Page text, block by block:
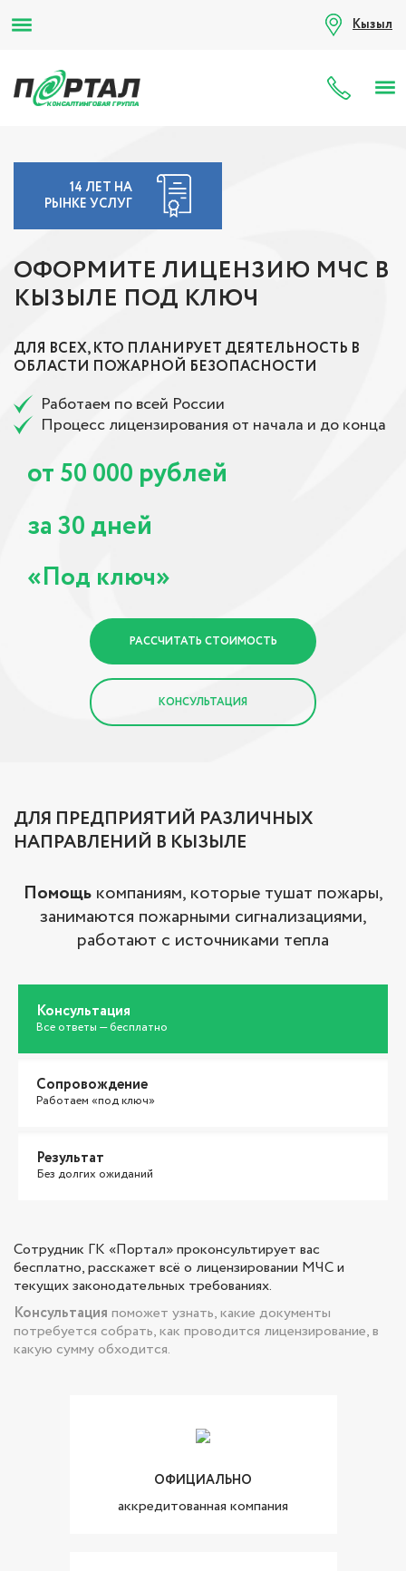
Кызыл
8
14 ЛЕТ НА
РЫНКЕ УСЛУГ
ОФОРМИТЕ ЛИЦЕНЗИЮ МЧС В
КЫЗЫЛЕ ПОД КЛЮЧ
ДЛЯ ВСЕХ, КТО ПЛАНИРУЕТ ДЕЯТЕЛЬНОСТЬ В
ОБЛАСТИ ПОЖАРНОЙ БЕЗОПАСНОСТИ
Работаем по всей России
Процесс лицензирования от начала и до конца
от50 000 рублей
за30дней
«Под ключ»
РАССЧИТАТЬ СТОИМОСТЬ
КОНСУЛЬТАЦИЯ
ДЛЯ ПРЕДПРИЯТИЙ РАЗЛИЧНЫХ
НАПРАВЛЕНИЙ В КЫЗЫЛЕ
Помощькомпаниям, которые тушат пожары,
занимаются пожарными сигнализациями,
работают с источниками тепла
Консультация
Все ответы — бесплатно
Сопровождение
Работаем «под ключ»
Результат
Без долгих ожиданий
Сотрудник ГК «Портал» проконсультирует вас
бесплатно, расскажет всё о лицензировании МЧС и
текущих законодательных требованиях.
Консультация поможет узнать, какие документы
потребуется собрать, как проводится лицензирование, в
какую сумму обходится.
ОФИЦИАЛЬНО
аккредитованная компания